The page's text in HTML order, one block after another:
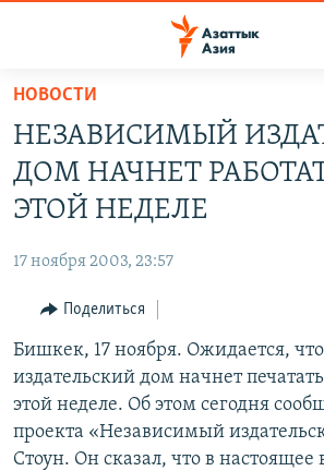
Вернуться
основному
содержанию
Вернутся
главной
навигации
Вернутся
поиску
КЫРГЫЗСТАН
ТАДЖИКИСТАН
ВОЙНА В УКРАИНЕ
ҚАЗАҚША
КЫРГЫЗЧА
ЎЗБЕКЧА
ТОҶИКӢ
TÜRKMENÇE
Все сайты РСЕ/РС
НОВОСТИ
НЕЗАВИСИМЫЙ
ДОМ НАЧНЕТ
ЭТОЙ НЕДЕЛЕ
17 ноября 2003, 23:57
Поделиться
Бишкек, 17 ноября. Ожидается,
издательский дом начнет
этой неделе. Об этом сегодня
проекта «Независимый
Стоун. Он сказал, что в настоящее